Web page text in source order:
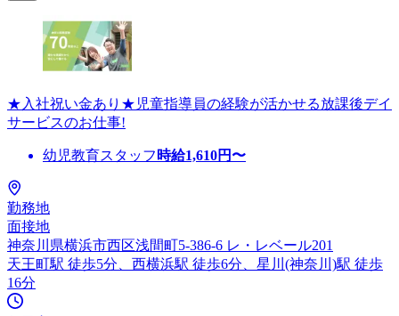
★入社祝い金あり★児童指導員の経験が活かせる放課後デイ
サービスのお仕事!
幼児教育スタッフ 時給1,610円〜
勤務地
面接地
神奈川県横浜市西区浅間町5-386-6 レ・レベール201
天王町駅 徒歩5分、西横浜駅 徒歩6分、星川(神奈川)駅 徒歩
16分